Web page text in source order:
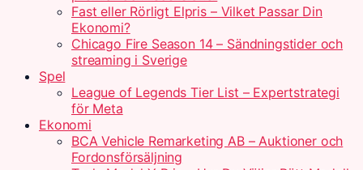
Fast eller Rörligt Elpris – Vilket Passar Din
Ekonomi?
Chicago Fire Season 14 – Sändningstider och
streaming i Sverige
Spel
League of Legends Tier List – Expertstrategi
för Meta
Ekonomi
BCA Vehicle Remarketing AB – Auktioner och
Fordonsförsäljning